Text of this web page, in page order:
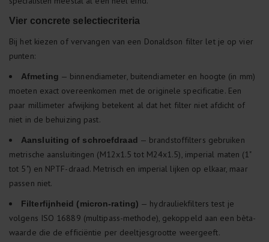
Vier concrete selectiecriteria
Bij het kiezen of vervangen van een Donaldson filter let je op vier
punten:
Afmeting — binnendiameter, buitendiameter en hoogte (in mm)
moeten exact overeenkomen met de originele specificatie. Een
paar millimeter afwijking betekent al dat het filter niet afdicht of
niet in de behuizing past.
Aansluiting of schroefdraad — brandstoffilters gebruiken
metrische aansluitingen (M12x1.5 tot M24x1.5), imperial maten (1"
tot 5") en NPTF-draad. Metrisch en imperial lijken op elkaar, maar
passen niet.
Filterfijnheid (micron-rating) — hydrauliekfilters test je
volgens ISO 16889 (multipass-methode), gekoppeld aan een bèta-
waarde die de efficiëntie per deeltjesgrootte weergeeft.